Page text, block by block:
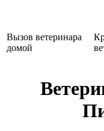
Вызов ветеринара
домой